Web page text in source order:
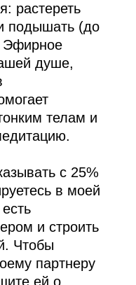
растереть
подышать (до
Эфирное
душе,
телам и
с 25%
в моей
и строить
Чтобы
партнеру
ей о